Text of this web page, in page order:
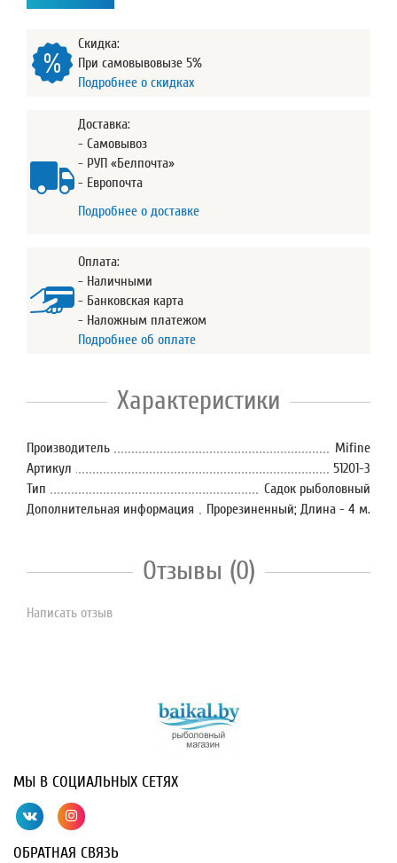
Скидка:
При самовывовызе 5%
Подробнее о скидках
Доставка:
- Самовывоз
- РУП «Белпочта»
- Европочта
Подробнее о доставке
Оплата:
- Наличными
- Банковская карта
- Наложным платежом
Подробнее об оплате
Характеристики
Производитель
Mifine
Артикул
51201-3
Тип
Садок рыболовный
Дополнительная информация
Прорезиненный; Длина - 4 м.
Отзывы (0)
Написать отзыв
МЫ В СОЦИАЛЬНЫХ СЕТЯХ
ОБРАТНАЯ СВЯЗЬ